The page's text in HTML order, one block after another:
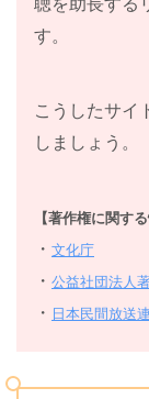
４
「
１
６
話
１
話
聴を助長する
す。
こうしたサイ
しましょう。
【著作権に関す
・ 文化庁
・ 公益社団法人
・ 日本民間放送